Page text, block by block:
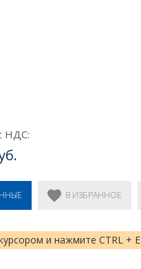
НДС:
В ИЗБРАННОЕ
и нажмите CTRL +